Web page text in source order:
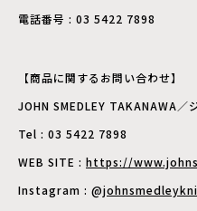
電話番号 : 03 5422 7898
【商品に関するお問い合わせ】
JOHN SMEDLEY TAKANAWA／
Tel : 03 5422 7898
WEB SITE : https://
Instagram : @